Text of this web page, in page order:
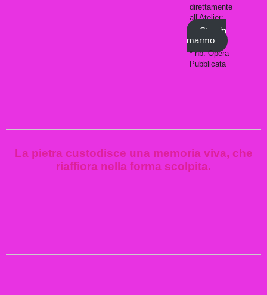
direttamente
all’Atelier:
Stop in
marmo
​* nb. Opera
Pubblicata
La pietra custodisce una memoria viva, che
riaffiora nella forma scolpita.